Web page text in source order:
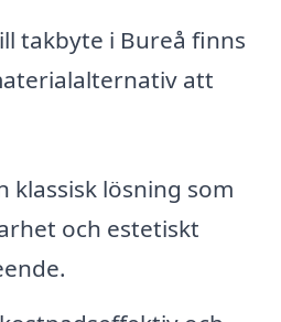
takbyte i Bureå finns
att
klassisk lösning som
och estetiskt